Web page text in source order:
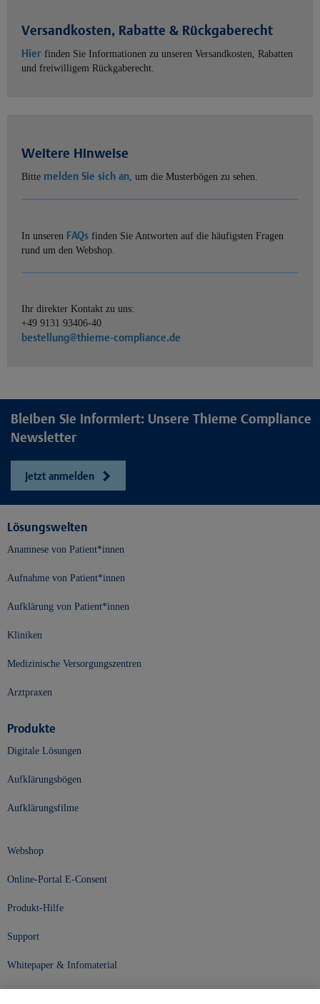
Versandkosten, Rabatte & Rückgaberecht
Hier finden Sie Informationen zu unseren Versandkosten, Rabatten
und freiwilligem Rückgaberecht.
Weitere Hinweise
Bitte melden Sie sich an, um die Musterbögen zu sehen.
In unseren FAQs finden Sie Antworten auf die häufigsten Fragen
rund um den Webshop.
Ihr direkter Kontakt zu uns:
+49 9131 93406-40
bestellung@thieme-compliance.de
Bleiben Sie informiert: Unsere Thieme Compliance
Newsletter
Jetzt anmelden
Lösungswelten
Anamnese von Patient*innen
Aufnahme von Patient*innen
Aufklärung von Patient*innen
Kliniken
Medizinische Versorgungszentren
Arztpraxen
Produkte
Digitale Lösungen
Aufklärungsbögen
Aufklärungsfilme
Webshop
Online-Portal E-Consent
Produkt-Hilfe
Support
Whitepaper & Infomaterial